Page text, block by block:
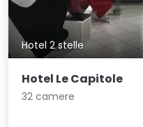
Hotel 2 stelle
Hotel Le Capitole
32 camere